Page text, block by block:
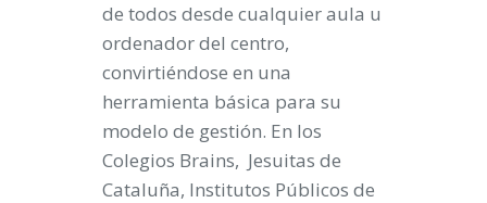
de todos desde cualquier aula u
ordenador del centro,
convirtiéndose en una
herramienta básica para su
modelo de gestión. En los
Colegios Brains, Jesuitas de
Cataluña, Institutos Públicos de